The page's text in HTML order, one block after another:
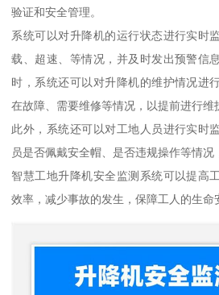
验证和安全管理。
系统可以对升降机的运行状态进行实时
载、超速、等情况，并及时发出预警信
时，系统还可以对升降机的维护情况进
在故障、需要维修等情况，以提前进行维
此外，系统还可以对工地人员进行实时
员是否佩戴安全帽、是否违规操作等情况
智慧工地升降机安全监测系统可以提高
效率，减少事故的发生，保障工人的生命